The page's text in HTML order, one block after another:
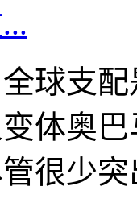
全球支
体奥
很少